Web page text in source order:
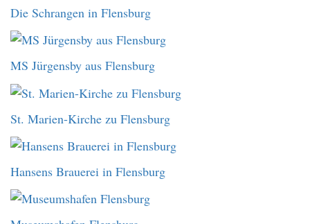
Die Schrangen in Flensburg
MS Jürgensby aus Flensburg
St. Marien-Kirche zu Flensburg
Hansens Brauerei in Flensburg